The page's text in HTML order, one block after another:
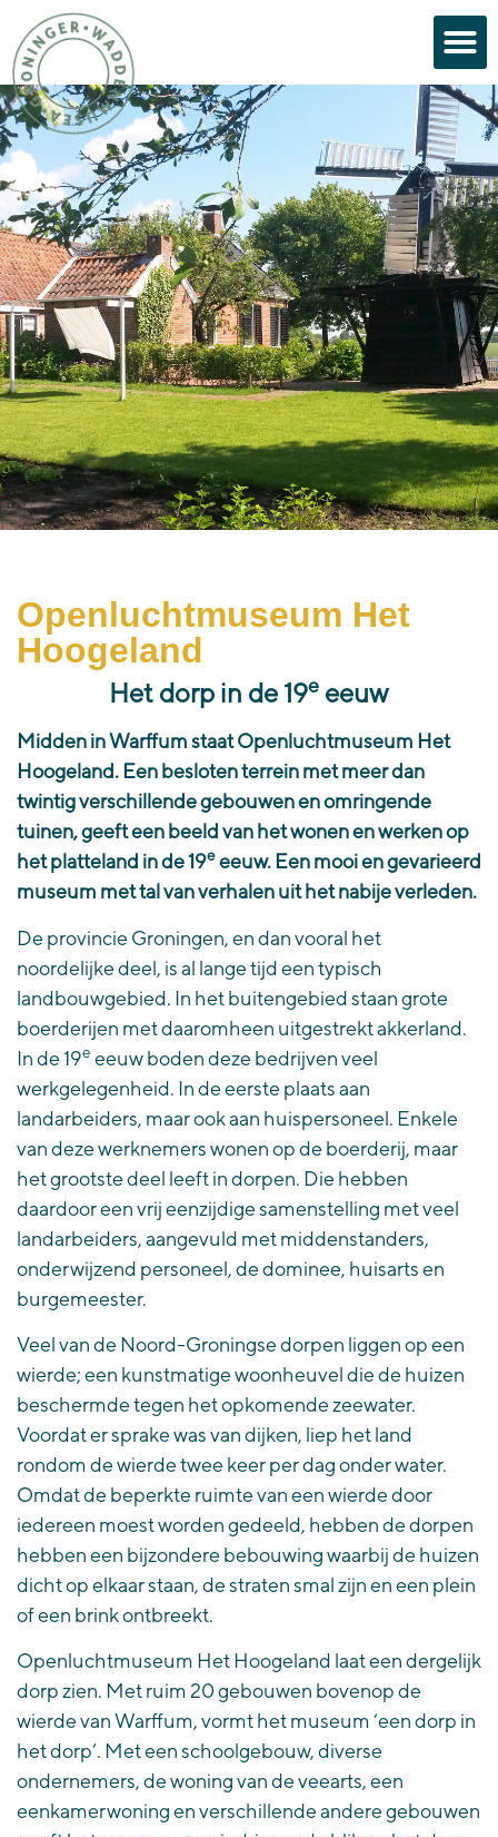
Openluchtmuseum Het
Hoogeland
Het dorp in de 19e eeuw
Midden in Warffum staat Openluchtmuseum Het
Hoogeland. Een besloten terrein met meer dan
twintig verschillende gebouwen en omringende
tuinen, geeft een beeld van het wonen en werken op
het platteland in de 19eeeuw. Een mooi en gevarieerd
museum met tal van verhalen uit het nabije verleden.
De provincie Groningen, en dan vooral het
noordelijke deel, is al lange tijd een typisch
landbouwgebied. In het buitengebied staan grote
boerderijen met daaromheen uitgestrekt akkerland.
In de 19e eeuw boden deze bedrijven veel
werkgelegenheid. In de eerste plaats aan
landarbeiders, maar ook aan huispersoneel. Enkele
van deze werknemers wonen op de boerderij, maar
het grootste deel leeft in dorpen. Die hebben
daardoor een vrij eenzijdige samenstelling met veel
landarbeiders, aangevuld met middenstanders,
onderwijzend personeel, de dominee, huisarts en
burgemeester.
Veel van de Noord-Groningse dorpen liggen op een
wierde; een kunstmatige woonheuvel die de huizen
beschermde tegen het opkomende zeewater.
Voordat er sprake was van dijken, liep het land
rondom de wierde twee keer per dag onder water.
Omdat de beperkte ruimte van een wierde door
iedereen moest worden gedeeld, hebben de dorpen
hebben een bijzondere bebouwing waarbij de huizen
dicht op elkaar staan, de straten smal zijn en een plein
of een brink ontbreekt.
Openluchtmuseum Het Hoogeland laat een dergelijk
dorp zien. Met ruim 20 gebouwen bovenop de
wierde van Warffum, vormt het museum ‘een dorp in
het dorp’. Met een schoolgebouw, diverse
ondernemers, de woning van de veearts, een
eenkamerwoning en verschillende andere gebouwen